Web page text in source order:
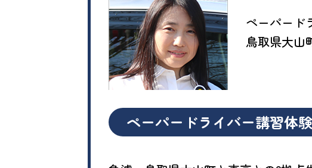
ペーパード
鳥取県大山
ペーパードライバー講習体